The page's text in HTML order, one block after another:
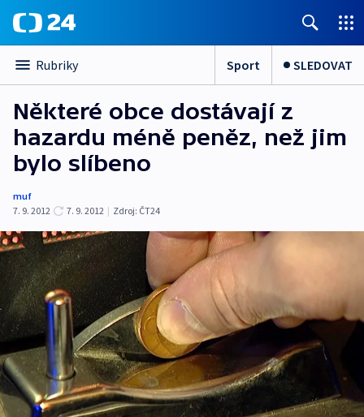
Rubriky Sport SLEDOVAT
Některé obce dostávají z
hazardu méně peněz, než jim
bylo slíbeno
muf
7. 9. 2012
7. 9. 2012 | Zdroj: ČT24